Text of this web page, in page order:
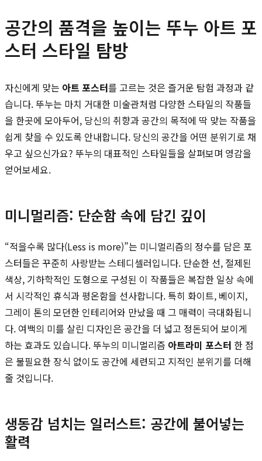
공간의 품격을 높이는 뚜누 아트 포
스터 스타일 탐방
자신에게 맞는 아트 포스터를 고르는 것은 즐거운 탐험 과정과 같
습니다. 뚜누는 마치 거대한 미술관처럼 다양한 스타일의 작품들
을 한곳에 모아두어, 당신의 취향과 공간의 목적에 딱 맞는 작품을
쉽게 찾을 수 있도록 안내합니다. 당신의 공간을 어떤 분위기로 채
우고 싶으신가요? 뚜누의 대표적인 스타일들을 살펴보며 영감을
얻어보세요.
미니멀리즘: 단순함 속에 담긴 깊이
“적을수록 많다(Less is more)”는 미니멀리즘의 정수를 담은 포
스터들은 꾸준히 사랑받는 스테디셀러입니다. 단순한 선, 절제된
색상, 기하학적인 도형으로 구성된 이 작품들은 복잡한 일상 속에
서 시각적인 휴식과 평온함을 선사합니다. 특히 화이트, 베이지,
그레이 톤의 모던한 인테리어와 만났을 때 그 매력이 극대화됩니
다. 여백의 미를 살린 디자인은 공간을 더 넓고 정돈되어 보이게
하는 효과도 있습니다. 뚜누의 미니멀리즘 아트라미 포스터 한 점
은 불필요한 장식 없이도 공간에 세련되고 지적인 분위기를 더해
줄 것입니다.
생동감 넘치는 일러스트: 공간에 불어넣는
활력